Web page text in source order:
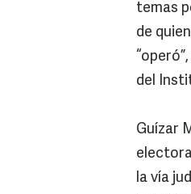
temas
de
del
Guízar
la vía